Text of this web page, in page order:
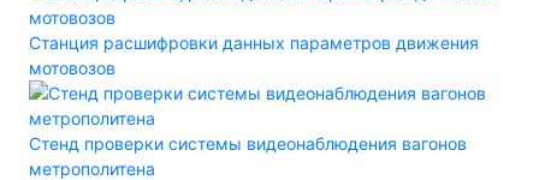
Станция расшифровки данных параметров движения
мотовозов
Стенд проверки системы видеонаблюдения вагонов
метрополитена